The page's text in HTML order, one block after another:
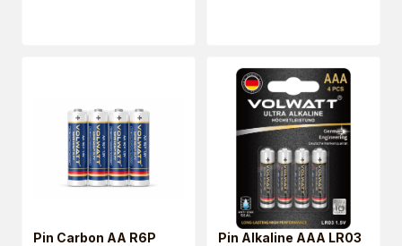
Pin Carbon AA R6P
Pin Alkaline AAA LR03